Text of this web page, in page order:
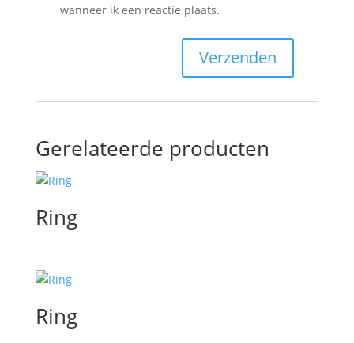
wanneer ik een reactie plaats.
Gerelateerde producten
Ring
Ring